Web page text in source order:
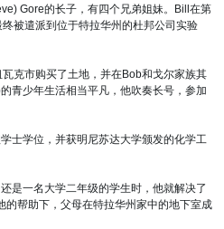
Gore的长子，有四个兄弟姐妹。Bill在第
被遣派到位于特拉华州的杜邦公司实验
克市购买了土地，并在Bob和戈尔家族其
青少年生活相当平凡，他吹奏长号，参加
士学位，并获明尼苏达大学颁发的化学工
是一名大学二年级的学生时，他就解决了
帮助下，父母在特拉华州家中的地下室成